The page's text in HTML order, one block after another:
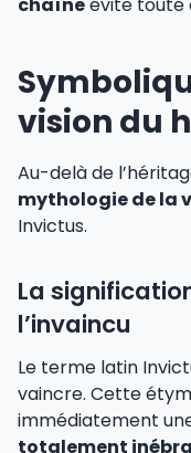
vision du
Au-delà de
mythologie de la
Invictus.
La
l’invaincu
Le terme latin
vaincre. Cette
immédiatement
totalement